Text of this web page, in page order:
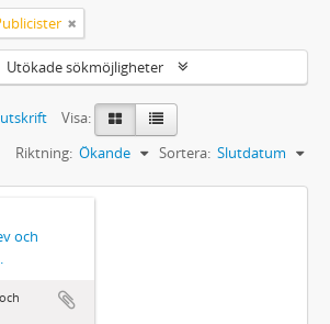
Utökade sökmöjligheter
Visa:
Sortera: Slutdatum
Riktning: Ökande
och